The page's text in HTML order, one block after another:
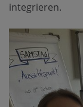
integrieren.